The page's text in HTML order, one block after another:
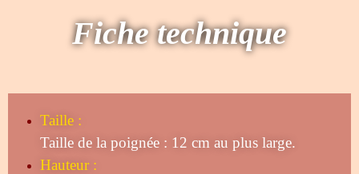
Fiche technique
Taille :
Taille de la poignée : 12 cm au plus large.
Hauteur :